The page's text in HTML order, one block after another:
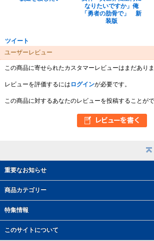
重要なお知らせ
商品カテゴリー
特集情報
このサイトについて
なりたいですか」俺
「勇者の肋骨で」 新
装版
ツイート
ユーザーレビュー
この商品に寄せられたカスタマーレビューはまだありま
レビューを評価するには ログインが必要です。
この商品に対するあなたのレビューを投稿することがで